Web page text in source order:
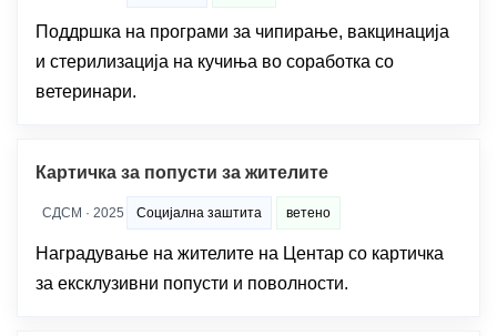
Поддршка на програми за чипирање, вакцинација
и стерилизација на кучиња во соработка со
ветеринари.
Картичка за попусти за жителите
СДСМ · 2025 Социјална заштита ветено
Наградување на жителите на Центар со картичка
за ексклузивни попусти и поволности.